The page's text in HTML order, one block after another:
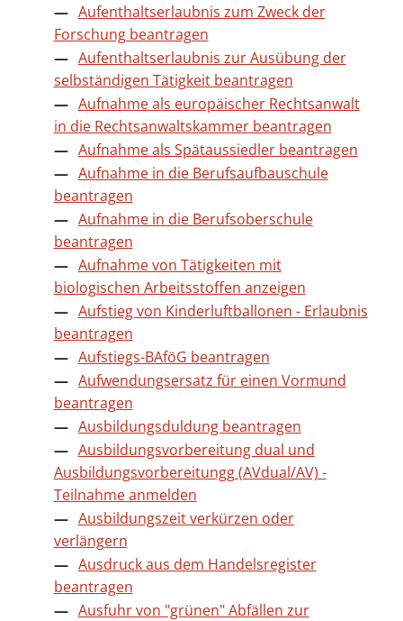
Aufenthaltserlaubnis zum Zweck der
Forschung beantragen
Aufenthaltserlaubnis zur Ausübung der
selbständigen Tätigkeit beantragen
Aufnahme als europäischer Rechtsanwalt
in die Rechtsanwaltskammer beantragen
Aufnahme als Spätaussiedler beantragen
Aufnahme in die Berufsaufbauschule
beantragen
Aufnahme in die Berufsoberschule
beantragen
Aufnahme von Tätigkeiten mit
biologischen Arbeitsstoffen anzeigen
Aufstieg von Kinderluftballonen - Erlaubnis
beantragen
Aufstiegs-BAföG beantragen
Aufwendungsersatz für einen Vormund
beantragen
Ausbildungsduldung beantragen
Ausbildungsvorbereitung dual und
Ausbildungsvorbereitungg (AVdual/AV) -
Teilnahme anmelden
Ausbildungszeit verkürzen oder
verlängern
Ausdruck aus dem Handelsregister
beantragen
Ausfuhr von "grünen" Abfällen zur